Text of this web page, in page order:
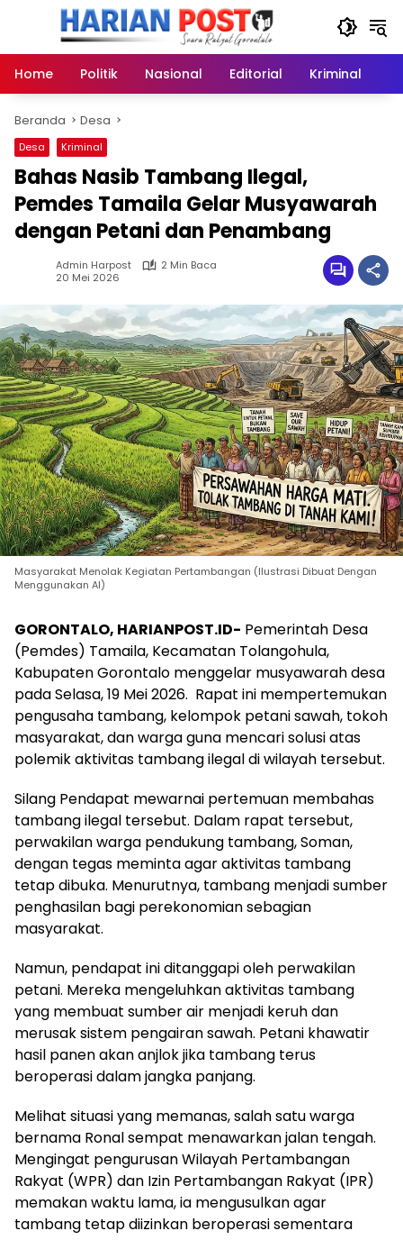
Home
Politik Nasional Editorial Kriminal
Beranda Desa
Desa Kriminal
Bahas Nasib Tambang Ilegal,
Pemdes Tamaila Gelar Musyawarah
dengan Petani dan Penambang
Admin Harpost
2 Min Baca
20 Mei 2026
Masyarakat Menolak Kegiatan Pertambangan (Ilustrasi Dibuat Dengan
Menggunakan AI)
GORONTALO, HARIANPOST.ID- Pemerintah Desa
(Pemdes) Tamaila, Kecamatan Tolangohula,
Kabupaten Gorontalo menggelar musyawarah desa
pada Selasa, 19 Mei 2026. Rapat ini mempertemukan
pengusaha tambang, kelompok petani sawah, tokoh
masyarakat, dan warga guna mencari solusi atas
polemik aktivitas tambang ilegal di wilayah tersebut.
Silang Pendapat mewarnai pertemuan membahas
tambang ilegal tersebut. Dalam rapat tersebut,
perwakilan warga pendukung tambang, Soman,
dengan tegas meminta agar aktivitas tambang
tetap dibuka. Menurutnya, tambang menjadi sumber
penghasilan bagi perekonomian sebagian
masyarakat.
Namun, pendapat ini ditanggapi oleh perwakilan
petani. Mereka mengeluhkan aktivitas tambang
yang membuat sumber air menjadi keruh dan
merusak sistem pengairan sawah. Petani khawatir
hasil panen akan anjlok jika tambang terus
beroperasi dalam jangka panjang.
Melihat situasi yang memanas, salah satu warga
bernama Ronal sempat menawarkan jalan tengah.
Mengingat pengurusan Wilayah Pertambangan
Rakyat (WPR) dan Izin Pertambangan Rakyat (IPR)
memakan waktu lama, ia mengusulkan agar
tambang tetap diizinkan beroperasi sementara